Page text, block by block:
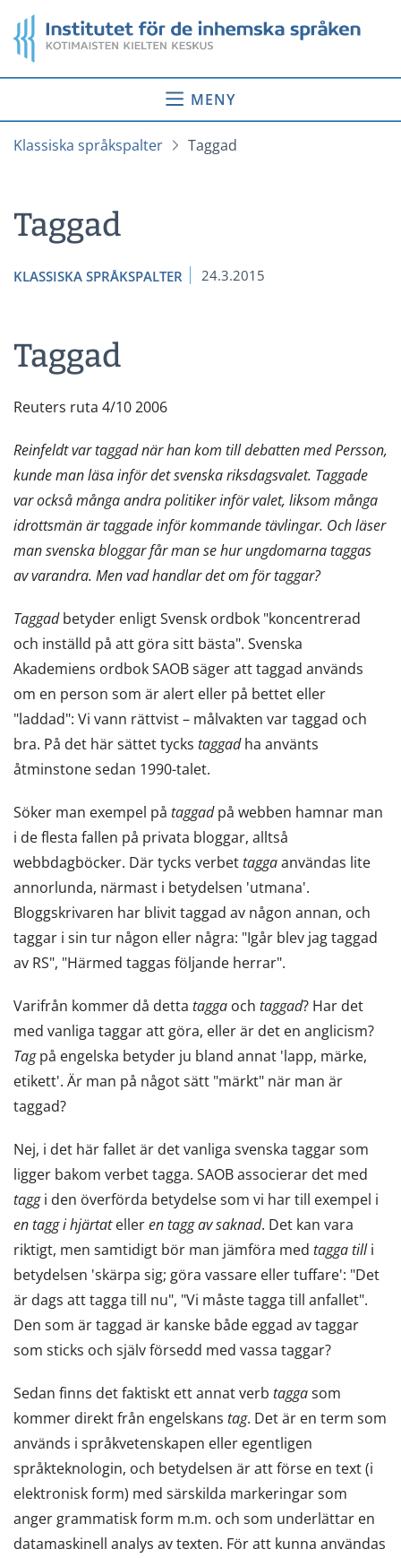
till
innehåll
Startsida
MENY
Klassiska språkspalter Taggad
Taggad
KLASSISKA SPRÅKSPALTER 24.3.2015
Taggad
Reuters ruta 4/10 2006
Reinfeldt var taggad när han kom till debatten med Persson,
kunde man läsa inför det svenska riksdagsvalet. Taggade
var också många andra politiker inför valet, liksom många
idrottsmän är taggade inför kommande tävlingar. Och läser
man svenska bloggar får man se hur ungdomarna taggas
av varandra. Men vad handlar det om för taggar?
Taggadbetyder enligt Svensk ordbok "koncentrerad
och inställd på att göra sitt bästa". Svenska
Akademiens ordbok SAOB säger att taggad används
om en person som är alert eller på bettet eller
"laddad": Vi vann rättvist – målvakten var taggad och
bra. På det här sättet tycks taggadha använts
åtminstone sedan 1990-talet.
Söker man exempel på taggadpå webben hamnar man
i de flesta fallen på privata bloggar, alltså
webbdagböcker. Där tycks verbettaggaanvändas lite
annorlunda, närmast i betydelsen 'utmana'.
Bloggskrivaren har blivit taggad av någon annan, och
taggar i sin tur någon eller några: "Igår blev jag taggad
av RS", "Härmed taggas följande herrar".
Varifrån kommer då detta tagga och taggad? Har det
med vanliga taggar att göra, eller är det en anglicism?
Tagpå engelska betyder ju bland annat 'lapp, märke,
etikett'. Är man på något sätt "märkt" när man är
taggad?
Nej, i det här fallet är det vanliga svenska taggar som
ligger bakom verbet tagga. SAOB associerar det med
taggi den överförda betydelse som vi har till exempel i
en tagg i hjärtatelleren tagg av saknad. Det kan vara
riktigt, men samtidigt bör man jämföra med tagga tilli
betydelsen 'skärpa sig; göra vassare eller tuffare': "Det
är dags att tagga till nu", "Vi måste tagga till anfallet".
Den som är taggad är kanske både eggad av taggar
som sticks och själv försedd med vassa taggar?
Sedan finns det faktiskt ett annat verb taggasom
kommer direkt från engelskans tag. Det är en term som
används i språkvetenskapen eller egentligen
språkteknologin, och betydelsen är att förse en text (i
elektronisk form) med särskilda markeringar som
anger grammatisk form m.m. och som underlättar en
datamaskinell analys av texten. För att kunna användas